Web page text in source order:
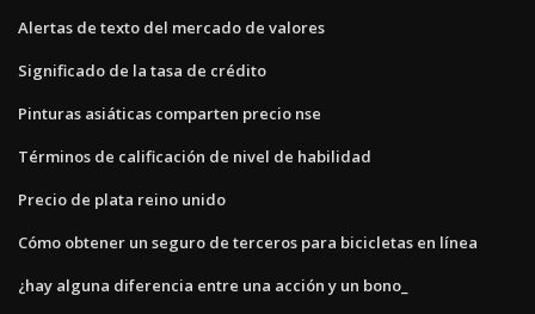
Alertas de texto del mercado de valores
Significado de la tasa de crédito
Pinturas asiáticas comparten precio nse
Términos de calificación de nivel de habilidad
Precio de plata reino unido
Cómo obtener un seguro de terceros para bicicletas en línea
¿hay alguna diferencia entre una acción y un bono_